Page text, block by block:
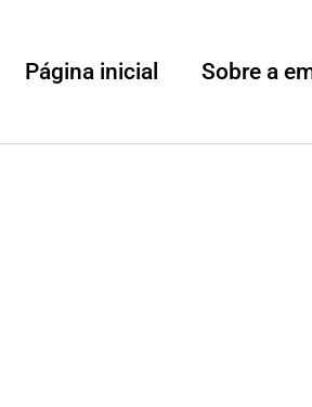
Página inicial Sobre a